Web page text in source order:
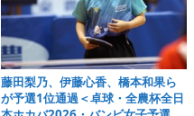
藤田梨乃、伊藤心香、橋本和果ら
が予選1位通過＜卓球・全農杯全日